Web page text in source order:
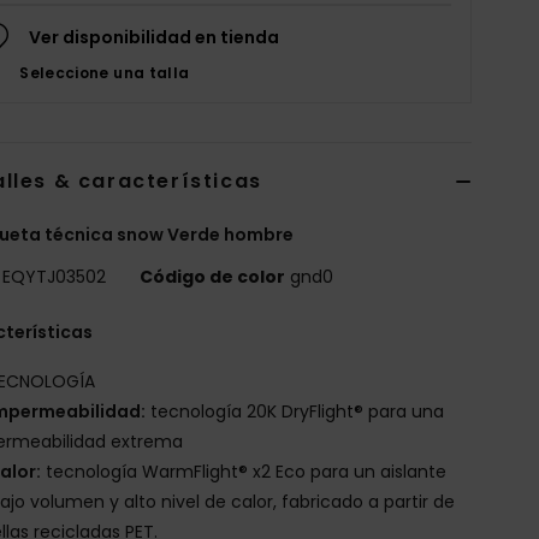
Ver disponibilidad en tienda
Seleccione una talla
& características
técnica snow Verde hombre
Código de color gnd0
tecnología 20K DryFlight® para una
extrema
tecnología WarmFlight® x2 Eco para un aislante
volumen y alto nivel de calor, fabricado a partir de
recicladas PET.